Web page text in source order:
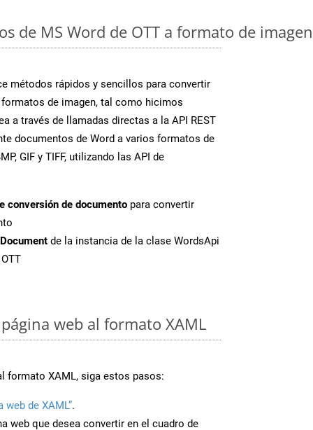
de MS Word de OTT a formato de
métodos rápidos y sencillos para convertir
de imagen, tal como hicimos
a través de llamadas directas a la API REST
documentos de Word a varios formatos de
GIF y TIFF, utilizando las API de
conversión de documento para convertir
de la instancia de la clase WordsApi
web al formato XAML
formato XAML, siga estos pasos:
web de XAML”.
web que desea convertir en el cuadro de